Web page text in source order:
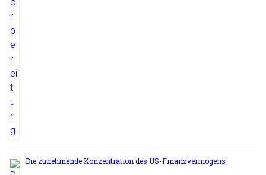
Die zunehmende Konzentration des US-Finanzvermögens